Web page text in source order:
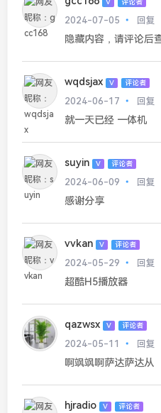
V 评论者
2024-07-05
回复
隐藏内容，请评论后
wqdsjax V 评论者
2024-06-17 回复
就一天已经 一体机
suyin V 评论者
2024-06-09 回复
感谢分享
vvkan V 评论者
2024-05-29 回复
超酷H5播放器
qazwsx V 评论者
2024-05-11 回复
啊飒飒啊萨达萨达从
hjradio V 评论者